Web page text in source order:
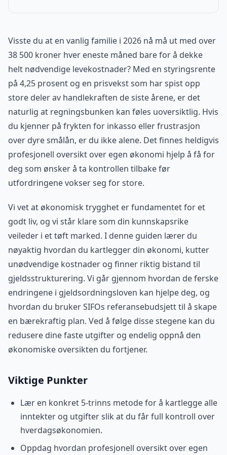
Visste du at en vanlig familie i 2026 nå må ut med over
38 500 kroner hver eneste måned bare for å dekke
helt nødvendige levekostnader? Med en styringsrente
på 4,25 prosent og en prisvekst som har spist opp
store deler av handlekraften de siste årene, er det
naturlig at regningsbunken kan føles uoversiktlig. Hvis
du kjenner på frykten for inkasso eller frustrasjon
over dyre smålån, er du ikke alene. Det finnes heldigvis
profesjonell oversikt over egen økonomi hjelp å få for
deg som ønsker å ta kontrollen tilbake før
utfordringene vokser seg for store.
Vi vet at økonomisk trygghet er fundamentet for et
godt liv, og vi står klare som din kunnskapsrike
veileder i et tøft marked. I denne guiden lærer du
nøyaktig hvordan du kartlegger din økonomi, kutter
unødvendige kostnader og finner riktig bistand til
gjeldsstrukturering. Vi går gjennom hvordan de ferske
endringene i gjeldsordningsloven kan hjelpe deg, og
hvordan du bruker SIFOs referansebudsjett til å skape
en bærekraftig plan. Ved å følge disse stegene kan du
redusere dine faste utgifter og endelig oppnå den
økonomiske oversikten du fortjener.
Viktige Punkter
Lær en konkret 5-trinns metode for å kartlegge alle
inntekter og utgifter slik at du får full kontroll over
hverdagsøkonomien.
Oppdag hvordan profesjonell oversikt over egen